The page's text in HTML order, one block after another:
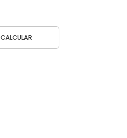
CALCULAR